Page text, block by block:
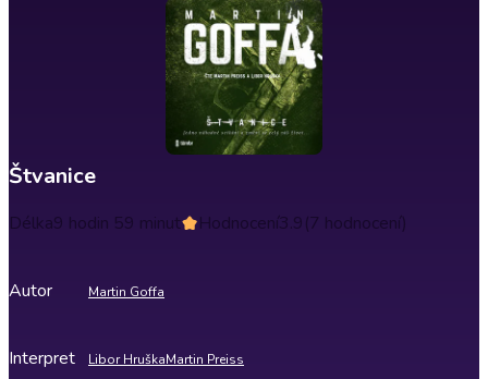
Štvanice
Délka9 hodin 59 minut Hodnocení3.9(7 hodnocení)
Autor Martin Goffa
Interpret Libor HruškaMartin Preiss